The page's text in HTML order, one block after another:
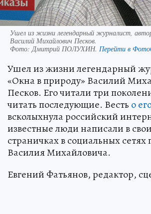
Ушел из жизни легендарный журналист,
Василий Михайлович Песков.
Фото: Дмитрий ПОЛУХИН. Перейти в
Ушел из жизни легендарный
«Окна в природу» Василий
Песков. Его читали три
читать последующие. Весть о
всколыхнула российский
известные люди написали в
страничках в социальных сетях
Василия Михайловича.
Евгений Фатьянов, редактор,